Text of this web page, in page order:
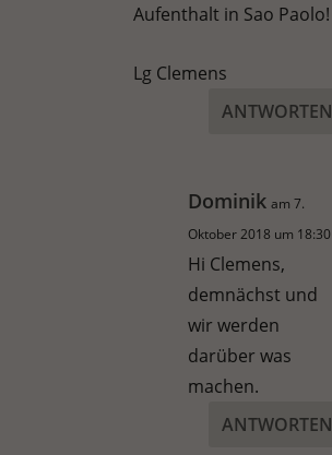
Aufenthalt in Sao Paolo!
Lg Clemens
ANTWORTEN
Dominik am 7.
Oktober 2018 um 18:30
Hi Clemens,
demnächst und
wir werden
darüber was
machen.
ANTWORTEN